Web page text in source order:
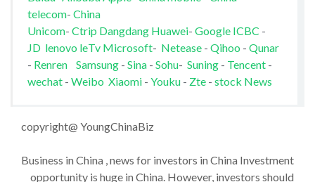
telecom- China
Unicom- Ctrip Dangdang Huawei- Google ICBC -
JD lenovo leTv Microsoft- Netease- Qihoo - Qunar
- Renren Samsung- Sina- Sohu- Suning- Tencent-
wechat - Weibo Xiaomi- Youku - Zte- stock News
copyright@ YoungChinaBiz
Business in China , news for investors in China Investment
opportunity is huge in China. However, investors should